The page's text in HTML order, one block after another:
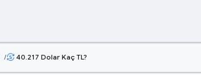
/currency_exchange 40.217 Dolar Kaç TL?